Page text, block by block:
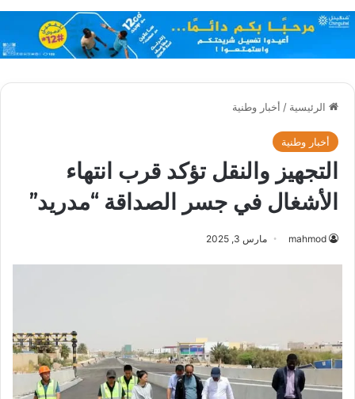
الرئيسية / أخبار وطنية
أخبار وطنية
التجهيز والنقل تؤكد قرب انتهاء
الأشغال في جسر الصداقة “مدريد”
mahmod مارس 3, 2025